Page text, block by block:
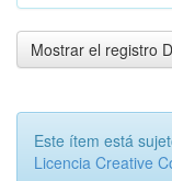
Mostrar el registro
Este ítem está
Licencia Creative